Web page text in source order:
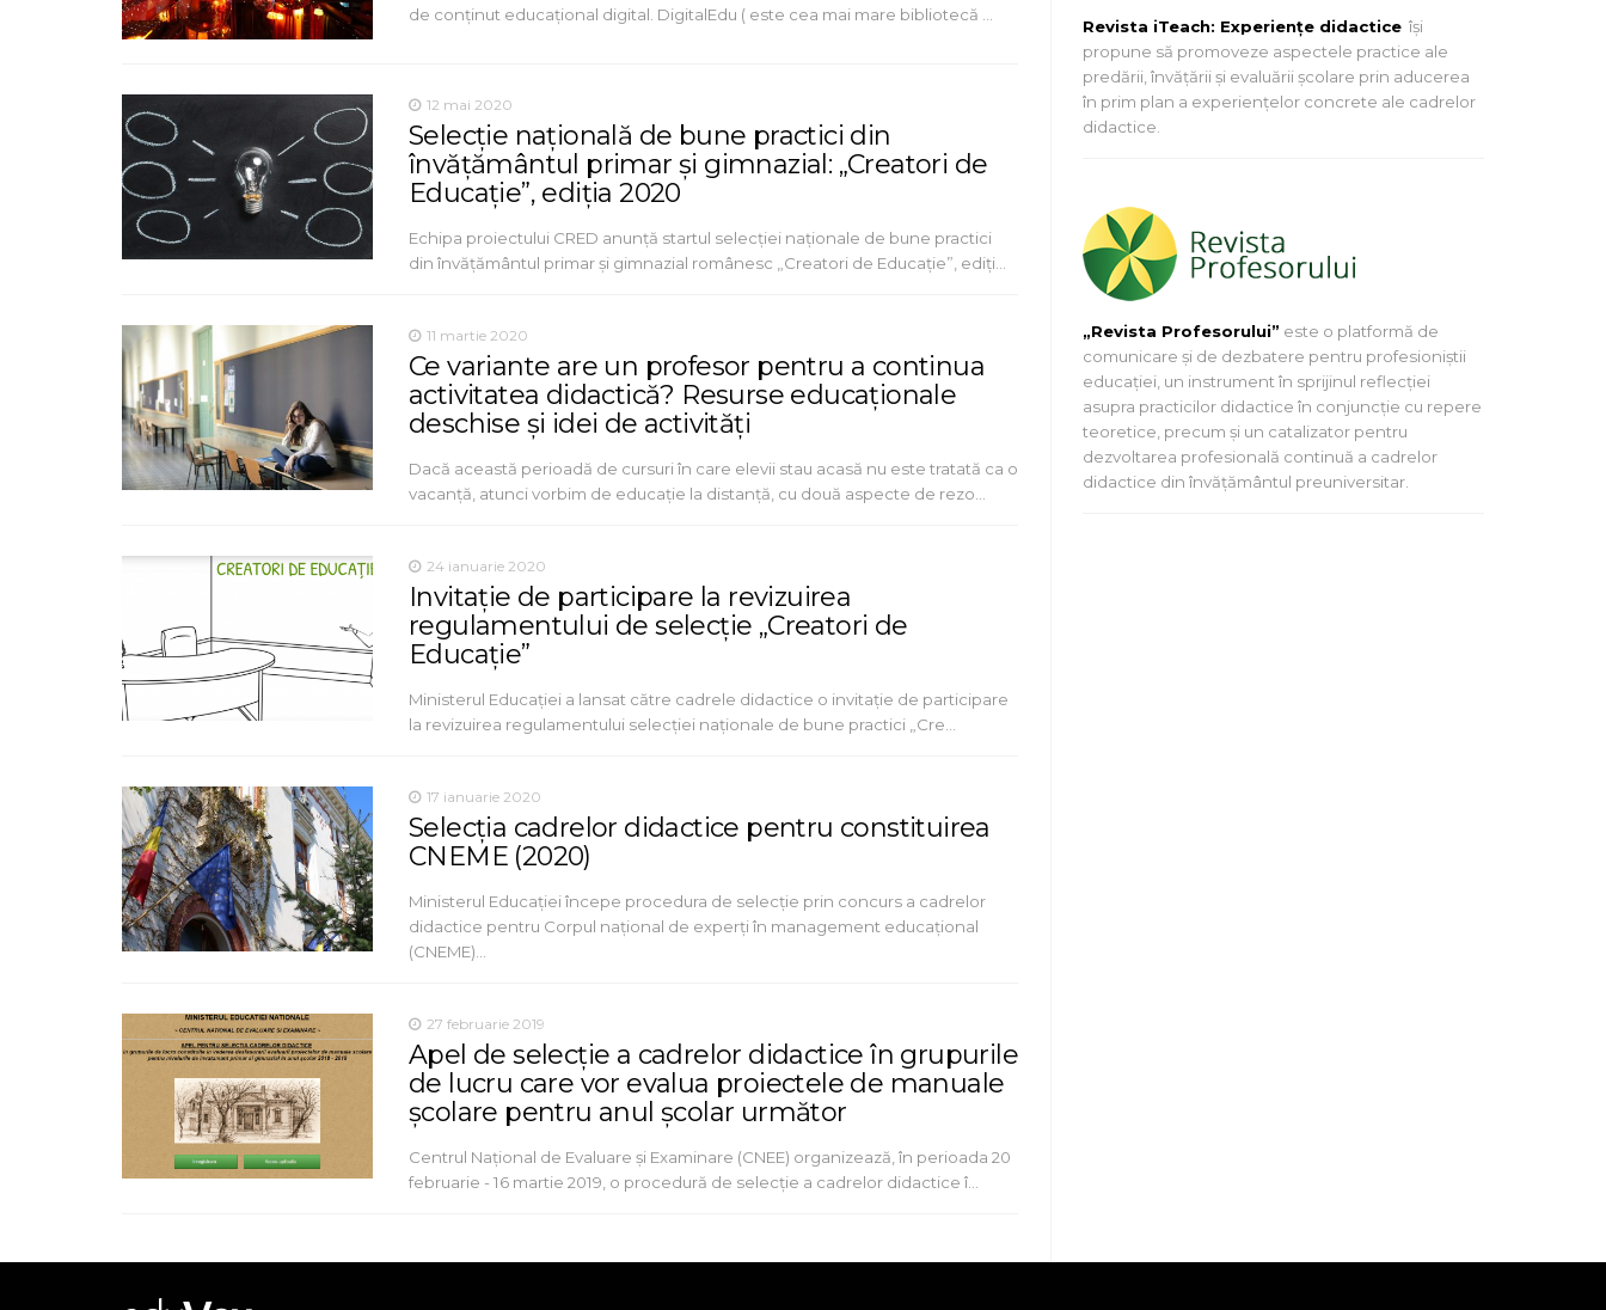
de conținut educațional digital. DigitalEdu ( este cea mai mare bibliotecă …
12 mai 2020
Selecție națională de bune practici din
învățământul primar și gimnazial: „Creatori de
Educație”, ediția 2020
Echipa proiectului CRED anunță startul selecției naționale de bune practici
din învățământul primar și gimnazial românesc „Creatori de Educație”, ediți…
11 martie 2020
Ce variante are un profesor pentru a continua
activitatea didactică? Resurse educaționale
deschise și idei de activități
Dacă această perioadă de cursuri în care elevii stau acasă nu este tratată ca o
vacanță, atunci vorbim de educație la distanță, cu două aspecte de rezo…
24 ianuarie 2020
Invitație de participare la revizuirea
regulamentului de selecție „Creatori de
Educație”
Ministerul Educației a lansat către cadrele didactice o invitație de participare
la revizuirea regulamentului selecției naționale de bune practici „Cre…
17 ianuarie 2020
Selecţia cadrelor didactice pentru constituirea
CNEME (2020)
Ministerul Educației începe procedura de selecție prin concurs a cadrelor
didactice pentru Corpul național de experți în management educațional
(CNEME)…
27 februarie 2019
Apel de selecție a cadrelor didactice în grupurile
de lucru care vor evalua proiectele de manuale
școlare pentru anul școlar următor
Centrul Naţional de Evaluare şi Examinare (CNEE) organizează, în perioada 20
februarie - 16 martie 2019, o procedură de selecţie a cadrelor didactice î…
Revista iTeach: Experienţe didactice îşi
propune să promoveze aspectele practice ale
predării, învăţării şi evaluării şcolare prin aducerea
în prim plan a experienţelor concrete ale cadrelor
didactice.
„Revista Profesorului” este o platformă de
comunicare și de dezbatere pentru profesioniștii
educației, un instrument în sprijinul reflecției
asupra practicilor didactice în conjuncție cu repere
teoretice, precum și un catalizator pentru
dezvoltarea profesională continuă a cadrelor
didactice din învățământul preuniversitar.